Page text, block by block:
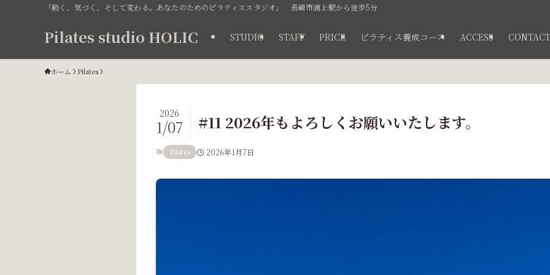
「動く、気づく、そして変わる。あなたのためのピラティススタジオ」 長崎市浦上駅から徒歩5分
Pilates studio HOLIC STUDIO STAFF PRICE ピラティス養成コース ACCESS CONTACT
ホーム Pilates
#11 2026年もよろしくお願いいたします。
2026
1/07
Pilates 2026年1月7日